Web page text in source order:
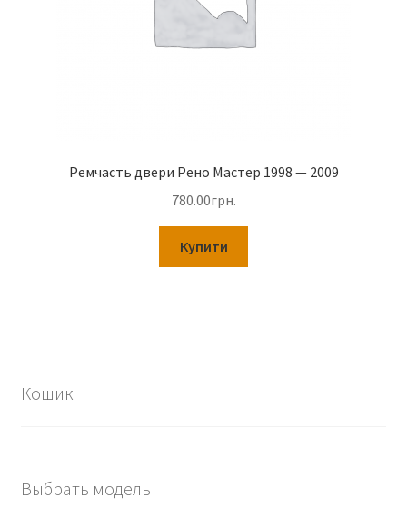
Ремчасть двери Рено Мастер 1998 — 2009
780.00грн.
Купити
Кошик
Выбрать модель